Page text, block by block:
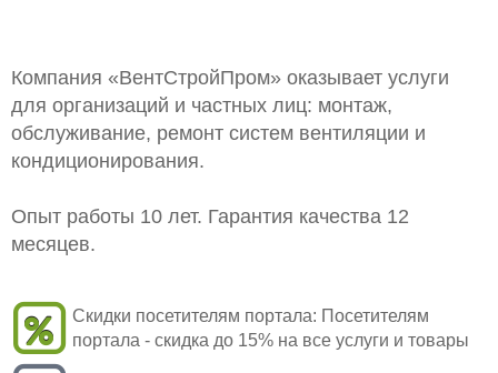
Компания «ВентСтройПром» оказывает услуги
для организаций и частных лиц: монтаж,
обслуживание, ремонт систем вентиляции и
кондиционирования.
Опыт работы 10 лет. Гарантия качества 12
месяцев.
Скидки посетителям портала: Посетителям
портала - скидка до 15% на все услуги и товары